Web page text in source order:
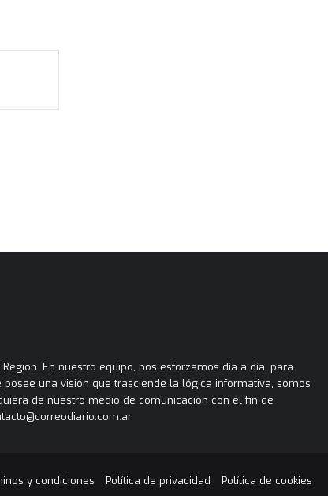
En nuestro equipo, nos esforzamos día a día, para
una visión que trasciende la lógica informativa, somos
de nuestro medio de comunicación con el fin de
y condiciones Política de privacidad Política de cookies